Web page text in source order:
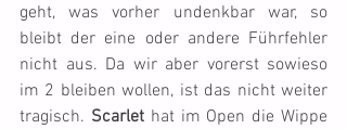
geht, was vorher undenkbar war, so
bleibt der eine oder andere Führfehler
nicht aus. Da wir aber vorerst sowieso
im 2 bleiben wollen, ist das nicht weiter
tragisch. Scarlet hat im Open die Wippe